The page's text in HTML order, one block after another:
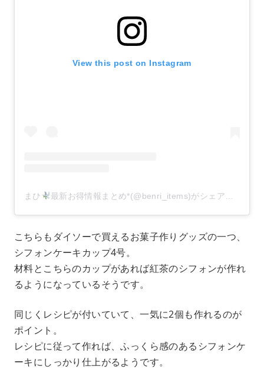
View this post on Instagram
まひ 最新お得情報まとめ*(@benri_items)がシェアした投稿
こちらもダイソーで買えるお菓子作りグッズの一つ、
シフォンケーキカップ4号。
材料とこちらのカップがあれば紅茶のシフォンが作れ
るようになっているそうです。
同じくレシピが付いていて、一気に2個も作れるのが
ポイント。
レシピに従って作れば、ふっくら感のあるシフォンケ
ーキにしっかり仕上がるようです。